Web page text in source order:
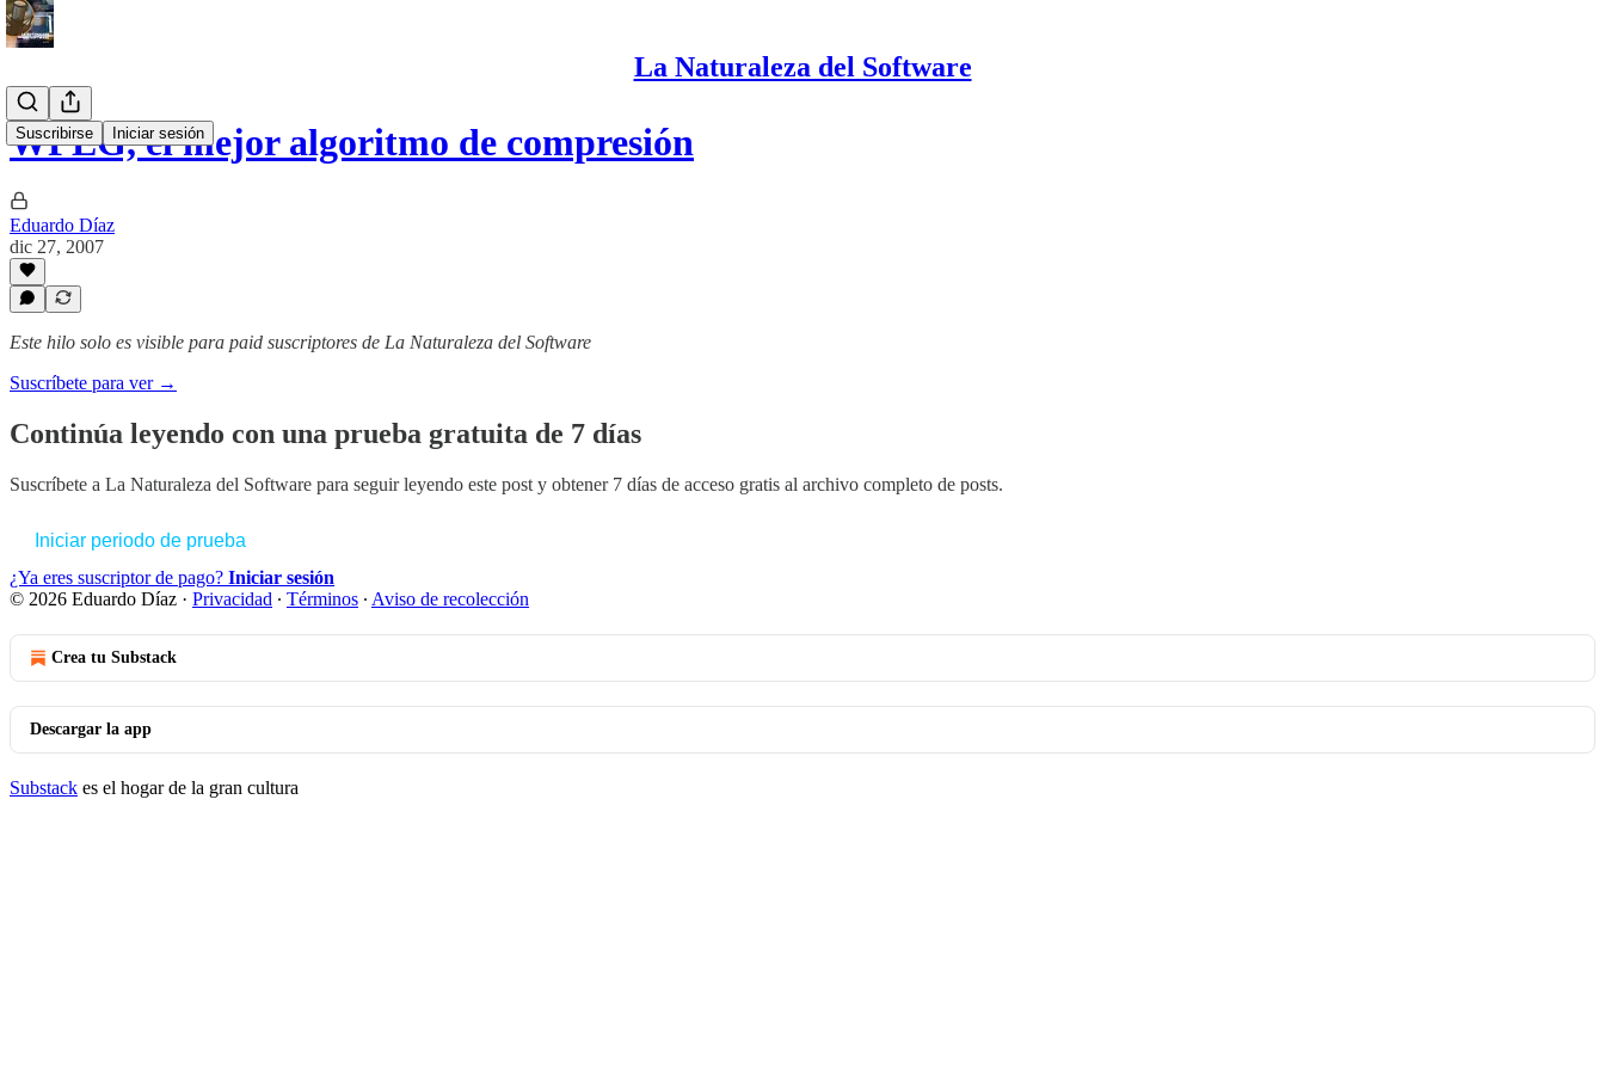
La Naturaleza del Software
Suscribirse Iniciar sesión
WPEG, el mejor algoritmo de compresión
Eduardo Díaz
dic 27, 2007
Este hilo solo es visible para paid suscriptores de La Naturaleza del Software
Suscríbete para ver →
Continúa leyendo con una prueba gratuita de 7 días
Suscríbete a La Naturaleza del Software para seguir leyendo este post y obtener 7 días de acceso gratis al archivo completo de posts.
Iniciar periodo de prueba
¿Ya eres suscriptor de pago? Iniciar sesión
© 2026 Eduardo Díaz · Privacidad ∙ Términos ∙ Aviso de recolección
Crea tu Substack
Descargar la app
Substack es el hogar de la gran cultura